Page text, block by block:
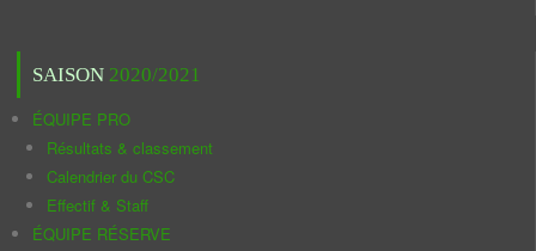
SAISON 2020/2021
ÉQUIPE PRO
Résultats & classement
Calendrier du CSC
Effectif & Staff
ÉQUIPE RÉSERVE